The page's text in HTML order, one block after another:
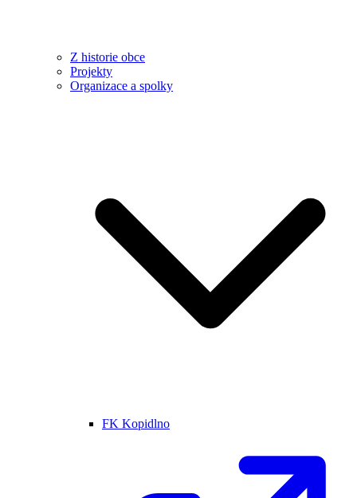
Z historie obce
Projekty
Organizace a spolky
FK Kopidlno